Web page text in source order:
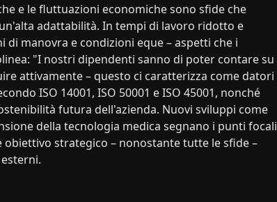
e le fluttuazioni economiche sono sfide che
adattabilità. In tempi di lavoro ridotto e
manovra e condizioni eque – aspetti che i
"I nostri dipendenti sanno di poter contare su
attivamente – questo ci caratterizza come datori
ISO 14001, ISO 50001 e ISO 45001, nonché
futura dell'azienda. Nuovi sviluppi come
della tecnologia medica segnano i punti focali
strategico – nonostante tutte le sfide –